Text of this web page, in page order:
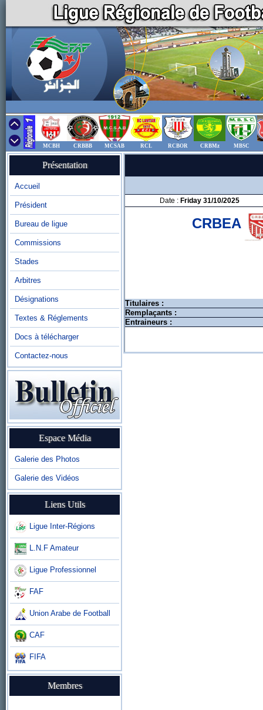
MCBH CRBBB MCSAB RCL RCBOR CRBMz MBSC
Présentation
Accueil
Président
Bureau de ligue
Commissions
Stades
Arbitres
Désignations
Textes & Réglements
Docs à télécharger
Contactez-nous
Espace Média
Galerie des Photos
Galerie des Vidéos
Liens Utils
Ligue Inter-Régions
L.N.F Amateur
Ligue Professionnel
FAF
Union Arabe de Football
CAF
FIFA
Membres
Date : Friday 31/10/2025
CRBEA
Titulaires :
Remplaçants :
Entraineurs :